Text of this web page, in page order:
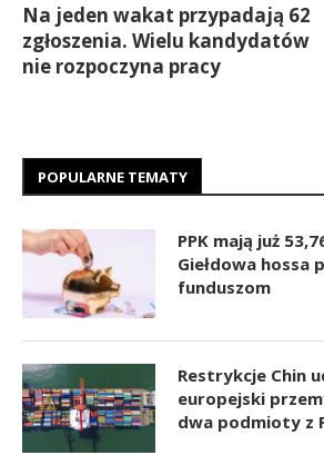
Na jeden wakat przypadają 62
zgłoszenia. Wielu kandydatów
nie rozpoczyna pracy
POPULARNE TEMATY
PPK mają już
Giełdowa hossa
funduszom
Restrykcje Chin
europejski
dwa podmioty z